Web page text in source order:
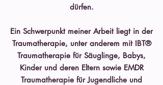
dürfen.
Ein Schwerpunkt meiner Arbeit liegt in der
Traumatherapie, unter anderem mit IBT®
Traumatherapie für Säuglinge, Babys,
Kinder und deren Eltern sowie EMDR
Traumatherapie für Jugendliche und